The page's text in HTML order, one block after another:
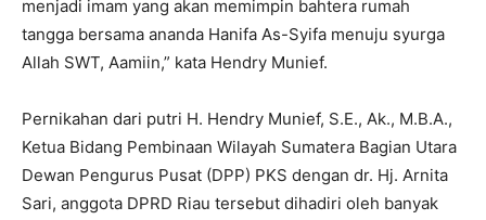
menjadi imam yang akan memimpin bahtera rumah
tangga bersama ananda Hanifa As-Syifa menuju syurga
Allah SWT, Aamiin,” kata Hendry Munief.
Pernikahan dari putri H. Hendry Munief, S.E., Ak., M.B.A.,
Ketua Bidang Pembinaan Wilayah Sumatera Bagian Utara
Dewan Pengurus Pusat (DPP) PKS dengan dr. Hj. Arnita
Sari, anggota DPRD Riau tersebut dihadiri oleh banyak